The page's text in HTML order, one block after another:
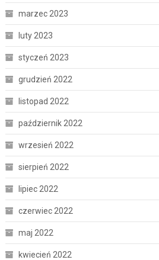
marzec 2023
luty 2023
styczeń 2023
grudzień 2022
listopad 2022
październik 2022
wrzesień 2022
sierpień 2022
lipiec 2022
czerwiec 2022
maj 2022
kwiecień 2022